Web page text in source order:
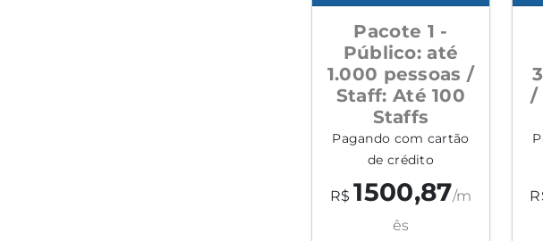
Pacote 1 -
Público: até
1.000 pessoas /
Staff: Até 100
Staffs
Pagando com cartão
de crédito
R$ 1500,87/m
ês
/